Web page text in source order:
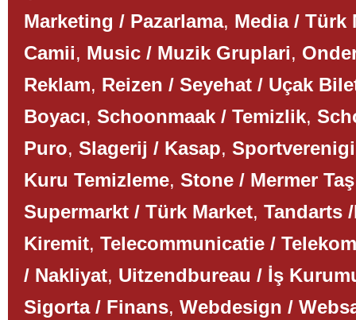
Marketing / Pazarlama, Media / Türk
Camii, Music / Muzik Gruplari,
Reklam, Reizen / Seyehat / Uçak
Boyacı, Schoonmaak / Temizlik,
Puro, Slagerij / Kasap,
Kuru Temizleme, Stone / Mermer Taş
Supermarkt / Türk Market, Tandarts
Kiremit, Telecommunicatie / Telekom
/ Nakliyat, Uitzendbureau / İş
Sigorta / Finans, Webdesign /